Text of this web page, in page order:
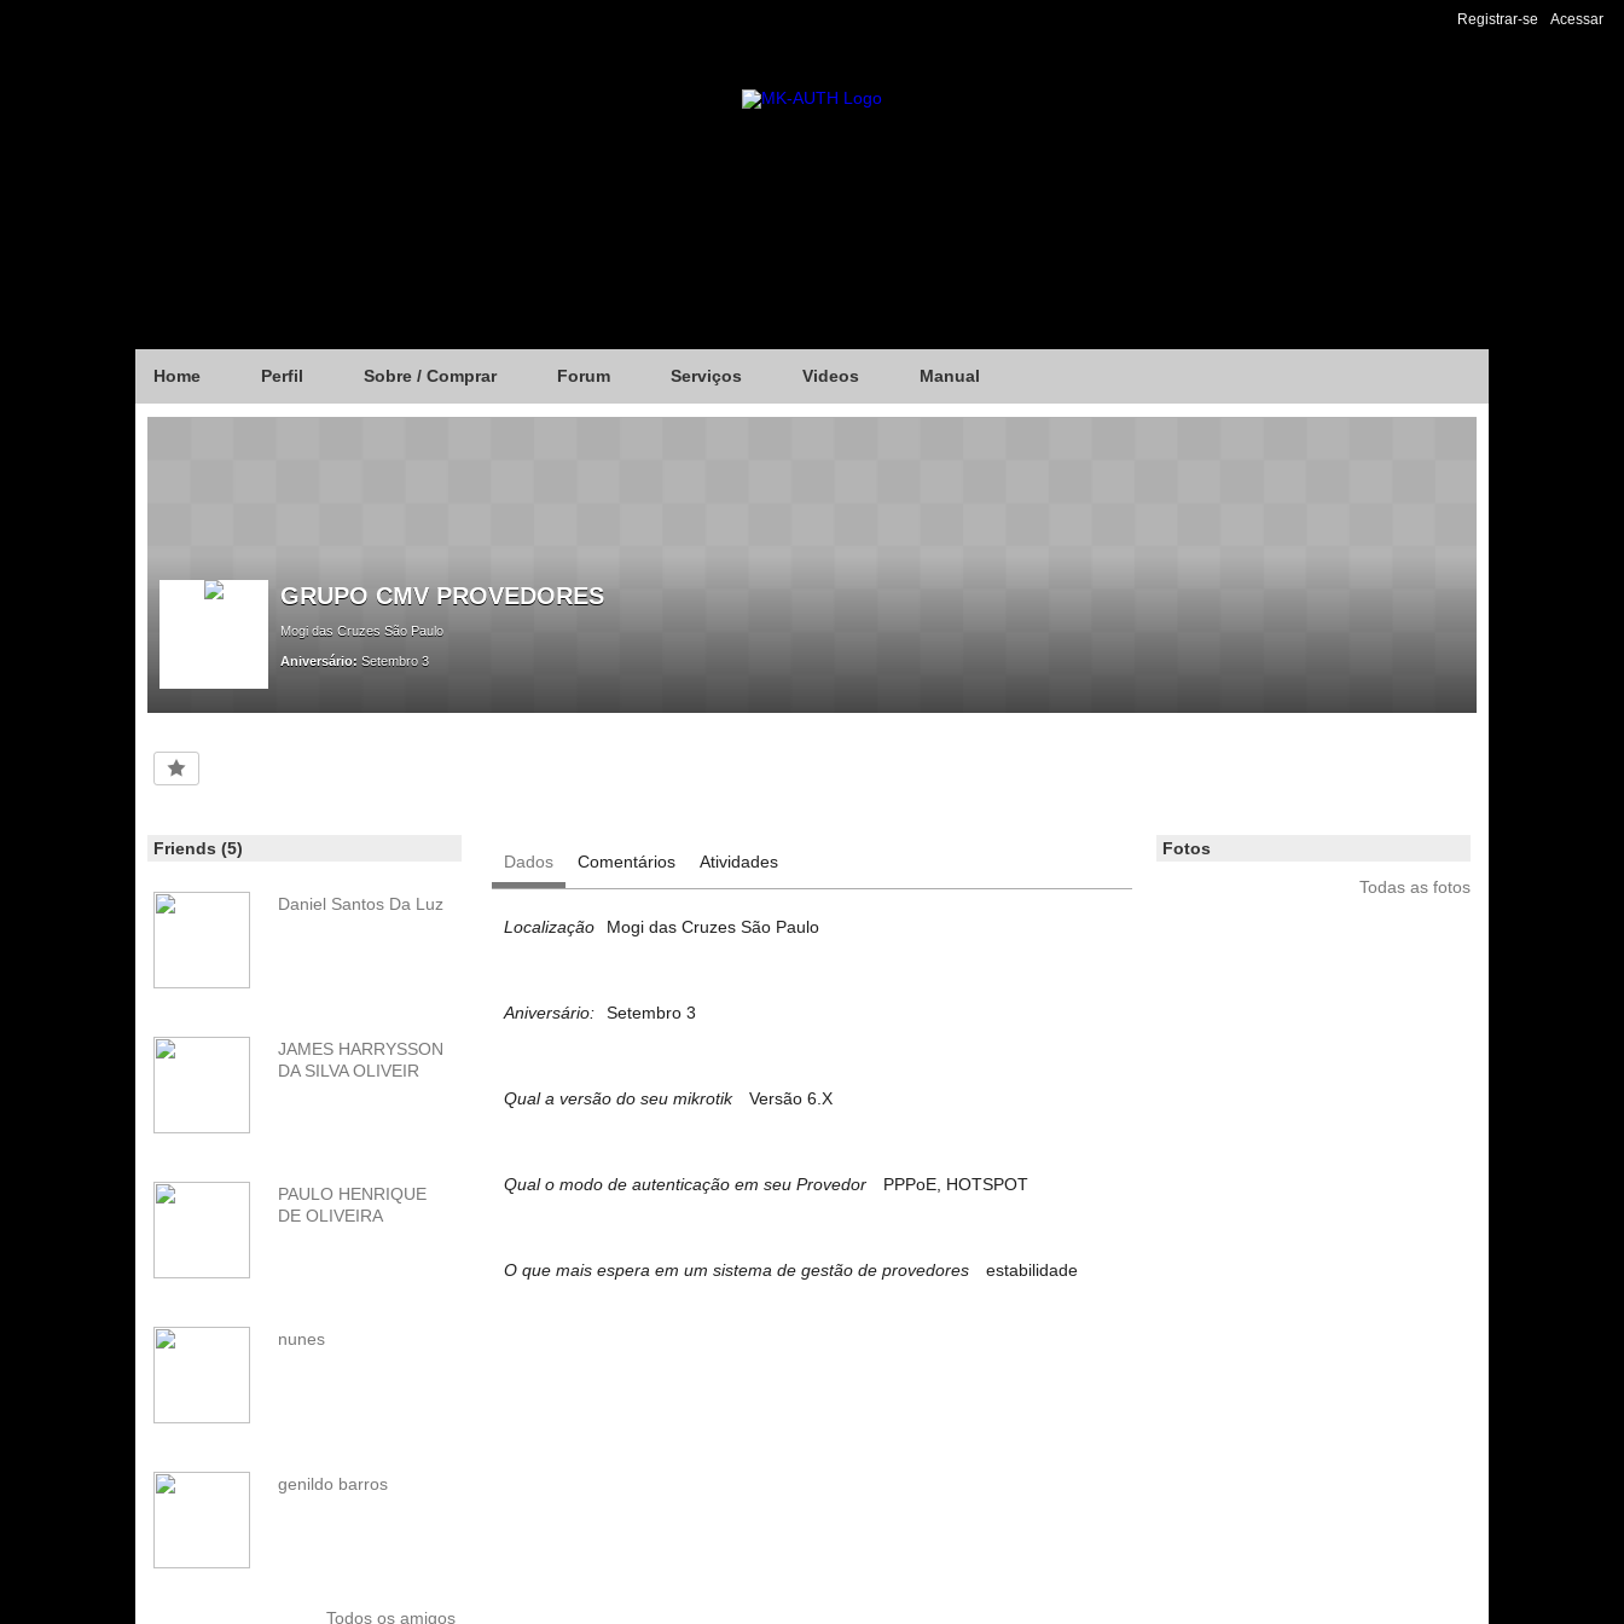
Registrar-se Acessar
Home Perfil Sobre / Comprar Forum Serviços Videos Manual
GRUPO CMV PROVEDORES
Mogi das Cruzes São Paulo
Aniversário: Setembro 3
Dados Comentários Atividades
Localização Mogi das Cruzes São Paulo
Aniversário: Setembro 3
Qual a versão do seu mikrotik Versão 6.X
Qual o modo de autenticação em seu Provedor PPPoE, HOTSPOT
O que mais espera em um sistema de gestão de provedores estabilidade
Friends (5)
Daniel Santos Da Luz
JAMES HARRYSSON
DA SILVA OLIVEIR
PAULO HENRIQUE
DE OLIVEIRA
nunes
genildo barros
Todos os amigos
Fotos
Todas as fotos